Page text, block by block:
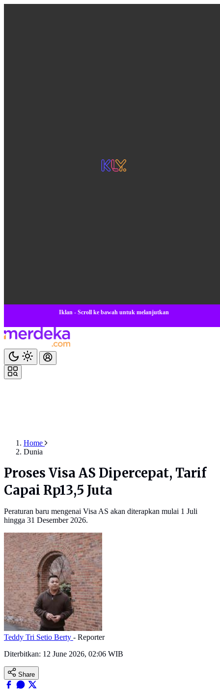
Iklan - Scroll ke bawah untuk melanjutkan
Home
Dunia
Proses Visa AS Dipercepat, Tarif
Capai Rp13,5 Juta
Peraturan baru mengenai Visa AS akan diterapkan mulai 1 Juli
hingga 31 Desember 2026.
Teddy Tri Setio Berty - Reporter
Diterbitkan: 12 June 2026, 02:06 WIB
Share